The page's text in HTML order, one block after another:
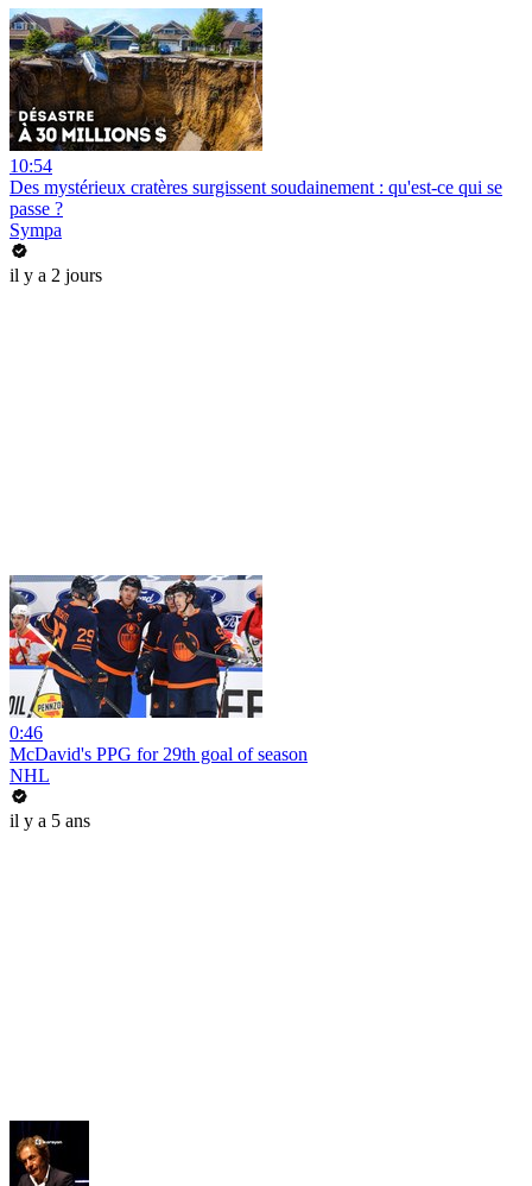
10:54
Des mystérieux cratères surgissent soudainement : qu'est-ce qui se
passe ?
Sympa
il y a 2 jours
0:46
McDavid's PPG for 29th goal of season
NHL
il y a 5 ans